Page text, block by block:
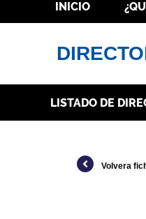
INICIO
LISTADO DE
Volvera